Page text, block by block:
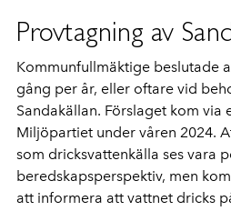
Provtagning av
Kommunfullmäktige beslutade
gång per år, eller oftare vid
Sandakällan. Förslaget kom via
Miljöpartiet under våren 2024.
som dricksvattenkälla ses vara
beredskapsperspektiv, men
att informera att vattnet dricks